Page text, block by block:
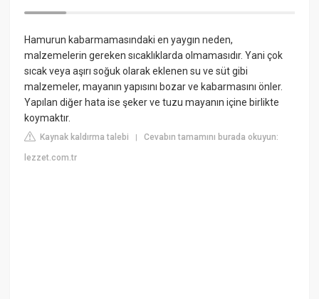
Hamurun kabarmamasındaki en yaygın neden,
malzemelerin gereken sıcaklıklarda olmamasıdır. Yani çok
sıcak veya aşırı soğuk olarak eklenen su ve süt gibi
malzemeler, mayanın yapısını bozar ve kabarmasını önler.
Yapılan diğer hata ise şeker ve tuzu mayanın içine birlikte
koymaktır.
Kaynak kaldırma talebi |Cevabın tamamını burada okuyun:
lezzet.com.tr